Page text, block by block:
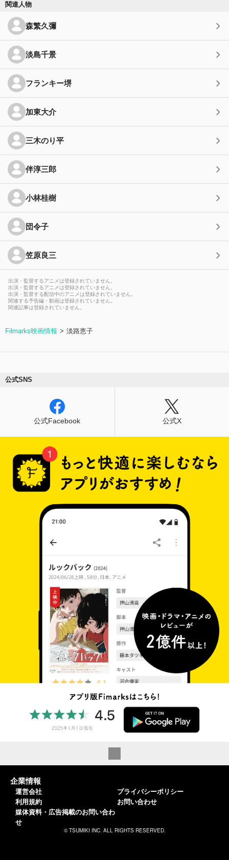
関連人物
森繁久彌
淡島千景
フランキー堺
加東大介
三木のり平
伴淳三郎
小林桂樹
団令子
笠原良三
出演・監督するアニメは登録されていません。
出演・監督するアニメは登録されていません。
出演・監督する配信中のアニメは登録されていません。
関連する予告編・動画は登録されていません。
関連記事は登録されていません。
Filmarks映画情報 淡路恵子
公式SNS
公式Facebook 公式X
企業情報
運営会社
利用規約
媒体資料・広告掲載のお問い合わ
せ
プライバシーポリシー
お問い合わせ
© TSUMIKI INC. ALL RIGHTS RESERVED.